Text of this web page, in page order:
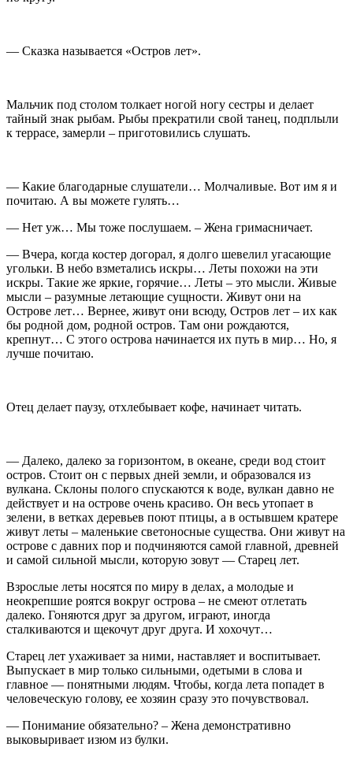
— Сказка называется «Остров лет».
Мальчик под столом толкает ногой ногу сестры и делает
тайный знак рыбам. Рыбы прекратили свой танец, подплыли
к террасе, замерли – приготовились слушать.
— Какие благодарные слушатели… Молчаливые. Вот им я и
почитаю. А вы можете гулять…
— Нет уж… Мы тоже послушаем. – Жена гримасничает.
— Вчера, когда костер догорал, я долго шевелил угасающие
угольки. В небо взметались искры… Леты похожи на эти
искры. Такие же яркие, горячие… Леты – это мысли. Живые
мысли – разумные летающие сущности. Живут они на
Острове лет… Вернее, живут они всюду, Остров лет – их как
бы родной дом, родной остров. Там они рождаются,
крепнут… С этого острова начинается их путь в мир… Но, я
лучше почитаю.
Отец делает паузу, отхлебывает кофе, начинает читать.
— Далеко, далеко за горизонтом, в океане, среди вод стоит
остров. Стоит он с первых дней земли, и образовался из
вулкана. Склоны полого спускаются к воде, вулкан давно не
действует и на острове очень красиво. Он весь утопает в
зелени, в ветках деревьев поют птицы, а в остывшем кратере
живут леты – маленькие светоносные существа. Они живут на
острове с давних пор и подчиняются самой главной, древней
и самой сильной мысли, которую зовут — Старец лет.
Взрослые леты носятся по миру в делах, а молодые и
неокрепшие роятся вокруг острова – не смеют отлетать
далеко. Гоняются друг за другом, играют, иногда
сталкиваются и щекочут друг друга. И хохочут…
Старец лет ухаживает за ними, наставляет и воспитывает.
Выпускает в мир только сильными, одетыми в слова и
главное — понятными людям. Чтобы, когда лета попадет в
человеческую голову, ее хозяин сразу это почувствовал.
— Понимание обязательно? – Жена демонстративно
выковыривает изюм из булки.